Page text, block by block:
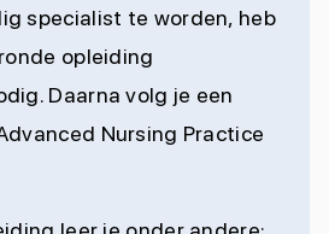
specialist te worden, heb
opleiding
Daarna volg je een
Nursing Practice